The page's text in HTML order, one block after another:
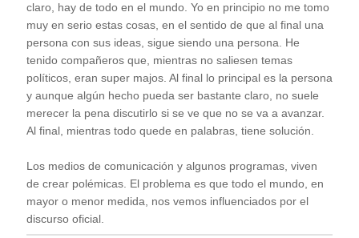
claro, hay de todo en el mundo. Yo en principio no me tomo
muy en serio estas cosas, en el sentido de que al final una
persona con sus ideas, sigue siendo una persona. He
tenido compañeros que, mientras no saliesen temas
políticos, eran super majos. Al final lo principal es la persona
y aunque algún hecho pueda ser bastante claro, no suele
merecer la pena discutirlo si se ve que no se va a avanzar.
Al final, mientras todo quede en palabras, tiene solución.
Los medios de comunicación y algunos programas, viven
de crear polémicas. El problema es que todo el mundo, en
mayor o menor medida, nos vemos influenciados por el
discurso oficial.